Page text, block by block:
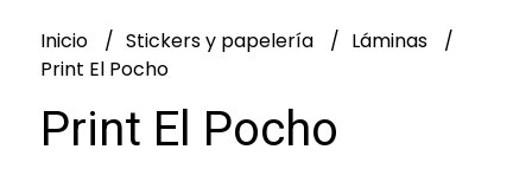
Inicio Stickers y papelería
Láminas
Print El Pocho
Print El Pocho